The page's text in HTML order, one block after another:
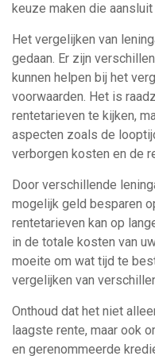
keuze maken die
Het vergelijken van
gedaan. Er zijn
kunnen helpen bij het
voorwaarden. Het is
rentetarieven te kijken,
aspecten zoals de
verborgen kosten en de
Door verschillende
mogelijk geld besparen
rentetarieven kan op
in de totale kosten van
moeite om wat tijd te
vergelijken van
Onthoud dat het niet
laagste rente, maar ook
en gerenommeerde